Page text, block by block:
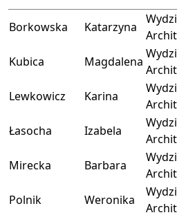
Borkowska Katarzyna
Kubica
Magdalena
Lewkowicz
Karina
Łasocha
Izabela
Mirecka
Barbara
Polnik
Weronika